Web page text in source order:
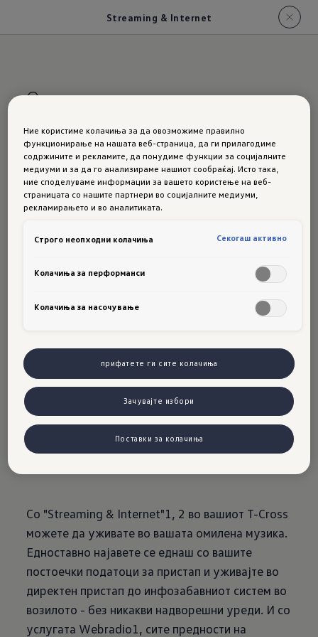
Streaming & Internet
Останетево етер
Новиот
T-Cross:
Streamin
g &
Internet
Со "Streaming & Internet"1, 2 во вашиот T-Cross
можете да уживате во вашата омилена музика.
Едноставно најавете се еднаш со вашите
постоечки податоци за пристап и уживајте во
директен пристап до инфозабавниот систем во
возилото - без никакви надворешни уреди. И со
услугата Webradio1, сите предности на
Ние користиме колачиња за да овозможиме правилно
функционирање на нашата веб-страница, да ги прилагодиме
содржините и рекламите, да понудиме функции за социјалните
медиуми и за да го анализираме нашиот сообраќај. Исто така,
ние споделуваме информации за вашето користење на веб-
страницата со нашите партнери во социјалните медиуми,
рекламирањето и во аналитиката.
Строго неопходни колачиња Секогаш активно
Колачиња за перформанси
Колачиња за насочување
прифатете ги сите колачиња
Зачувајте избори
Поставки за колачиња